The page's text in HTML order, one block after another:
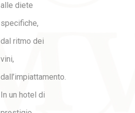
alle diete
specifiche,
dal ritmo dei
vini,
dall’impiattamento.
In un hotel di